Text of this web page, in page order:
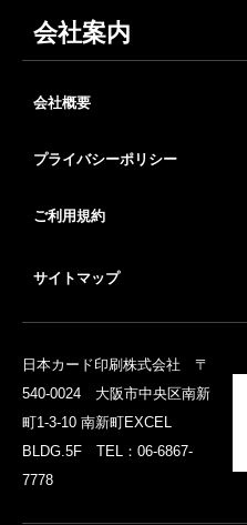
会社案内
会社概要
プライバシーポリシー
ご利用規約
サイトマップ
日本カード印刷株式会社 〒
540-0024 大阪市中央区南新
町1-3-10 南新町EXCEL
BLDG.5F TEL：06-6867-
7778